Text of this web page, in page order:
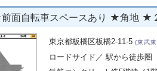
面自転車スペースあり ★角地 ★
東京都板橋区板橋2-11-5 (東武
ロードサイド／ 駅から徒歩